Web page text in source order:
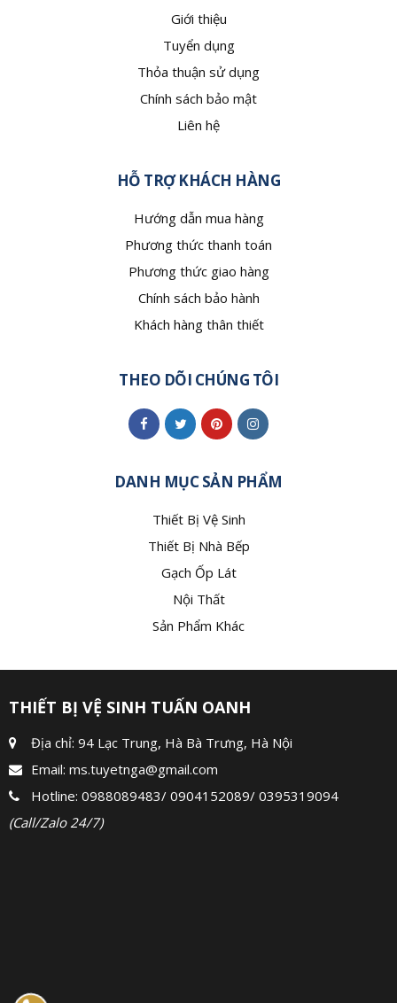
Giới thiệu
Tuyển dụng
Thỏa thuận sử dụng
Chính sách bảo mật
Liên hệ
HỖ TRỢ KHÁCH HÀNG
Hướng dẫn mua hàng
Phương thức thanh toán
Phương thức giao hàng
Chính sách bảo hành
Khách hàng thân thiết
THEO DÕI CHÚNG TÔI
DANH MỤC SẢN PHẨM
Thiết Bị Vệ Sinh
Thiết Bị Nhà Bếp
Gạch Ốp Lát
Nội Thất
Sản Phẩm Khác
THIẾT BỊ VỆ SINH TUẤN OANH
Địa chỉ: 94 Lạc Trung, Hà Bà Trưng, Hà Nội
Email: ms.tuyetnga@gmail.com
Hotline: 0988089483/ 0904152089/ 0395319094
(Call/Zalo 24/7)